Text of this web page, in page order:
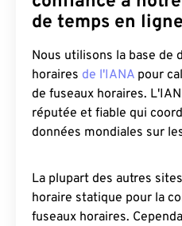
de temps en
Nous utilisons la base de
horaires de l'IANA pour
de fuseaux horaires.
réputée et fiable qui
données mondiales sur
La plupart des autres
horaire statique pour la
fuseaux horaires.